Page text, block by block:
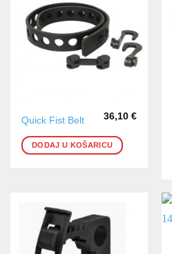
Quick Fist Belt 36,10 €
DODAJ U KOŠARICU